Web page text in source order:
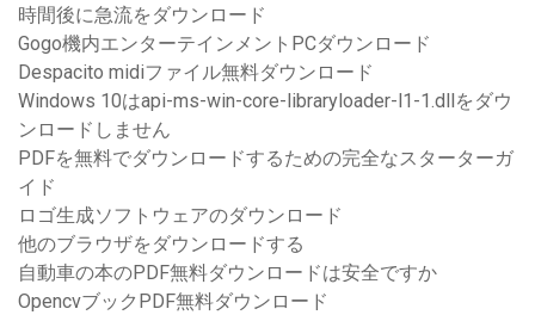
時間後に急流をダウンロード
Gogo機内エンターテインメントPCダウンロード
Despacito midiファイル無料ダウンロード
Windows 10はapi-ms-win-core-libraryloader-l1-1.dllをダウ
ンロードしません
PDFを無料でダウンロードするための完全なスターターガ
イド
ロゴ生成ソフトウェアのダウンロード
他のブラウザをダウンロードする
自動車の本のPDF無料ダウンロードは安全ですか
OpencvブックPDF無料ダウンロード